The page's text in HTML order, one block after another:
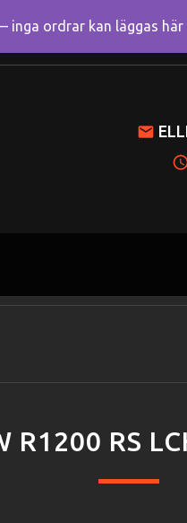
Mitt
R1200 RS
inga ordrar kan läggas här